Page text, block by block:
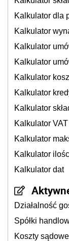
Kalkulator dla
Kalkulator
Kalkulator
Kalkulator
Kalkulator
Kalkulator
Kalkulator
Kalkulator VAT
Kalkulator
Kalkulator
Kalkulator dat
Działalność
Spółki
Koszty sądowe